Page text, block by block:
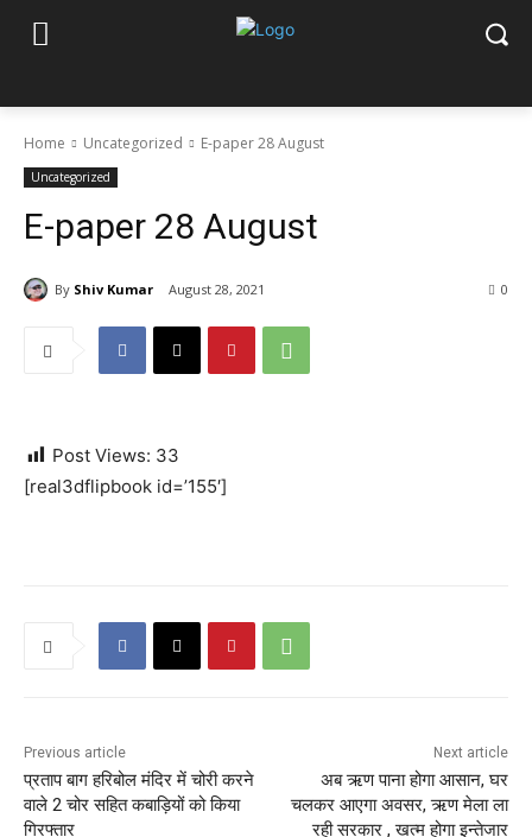
Home Uncategorized E-paper 28 August
Uncategorized
E-paper 28 August
By Shiv Kumar August 28, 2021 0
Post Views: 33
[real3dflipbook id=’155′]
Previous article
प्रताप बाग हरिबोल मंदिर में चोरी करने
वाले 2 चोर सहित कबाड़ियों को किया
गिरफ्तार
Next article
अब ऋण पाना होगा आसान, घर
चलकर आएगा अवसर, ऋण मेला ला
रही सरकार , खत्म होगा इन्तेजार